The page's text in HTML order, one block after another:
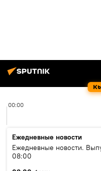
00:00
Ежедневные новости
Ежедневные новости.
08:00